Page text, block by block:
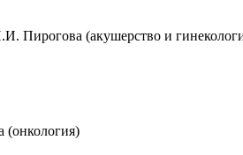
Пирогова (акушерство и
(онкология)